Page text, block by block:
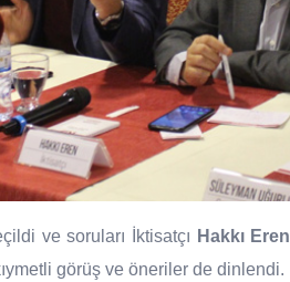
ve soruları İktisatçı Hakkı Eren
görüş ve öneriler de dinlendi.